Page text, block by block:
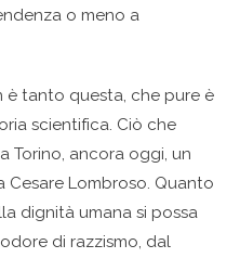
o meno a
tanto questa, che pure è
scientifica. Ciò che
Torino, ancora oggi, un
Lombroso. Quanto
dignità umana si possa
di razzismo, dal